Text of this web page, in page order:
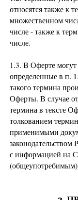
относятся также к
множественном
числе - также к
числе.
1.3. В Оферте
определенные в п.
такого термина
Оферты. В случае
термина в тексте
толкованием
применимыми
с информацией на
(общеупотребимым)